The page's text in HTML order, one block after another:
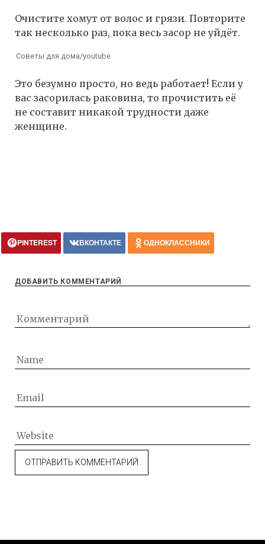
Очистите хомут от волос и грязи. Повторите
так несколько раз, пока весь засор не уйдёт.
Советы для дома/youtube
Это безумно просто, но ведь работает! Если у
вас засорилась раковина, то прочистить её
не составит никакой трудности даже
женщине.
PINTEREST ВКОНТАКТЕ ОДНОКЛАССНИКИ
ДОБАВИТЬ КОММЕНТАРИЙ